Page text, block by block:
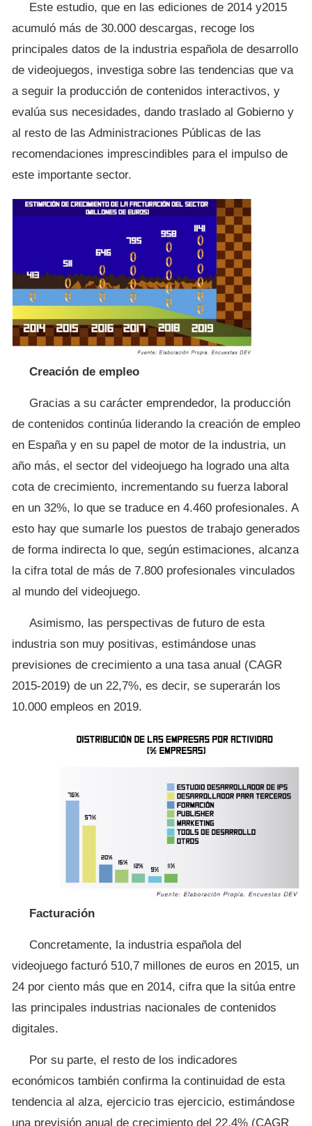
Este estudio, que en las ediciones de 2014 y2015
acumuló más de 30.000 descargas, recoge los
principales datos de la industria española de desarrollo
de videojuegos, investiga sobre las tendencias que va
a seguir la producción de contenidos interactivos, y
evalúa sus necesidades, dando traslado al Gobierno y
al resto de las Administraciones Públicas de las
recomendaciones imprescindibles para el impulso de
este importante sector.
Creación de empleo
Gracias a su carácter emprendedor, la producción
de contenidos continúa liderando la creación de empleo
en España y en su papel de motor de la industria, un
año más, el sector del videojuego ha logrado una alta
cota de crecimiento, incrementando su fuerza laboral
en un 32%, lo que se traduce en 4.460 profesionales. A
esto hay que sumarle los puestos de trabajo generados
de forma indirecta lo que, según estimaciones, alcanza
la cifra total de más de 7.800 profesionales vinculados
al mundo del videojuego.
Asimismo, las perspectivas de futuro de esta
industria son muy positivas, estimándose unas
previsiones de crecimiento a una tasa anual (CAGR
2015-2019) de un 22,7%, es decir, se superarán los
10.000 empleos en 2019.
Facturación
Concretamente, la industria española del
videojuego facturó 510,7 millones de euros en 2015, un
24 por ciento más que en 2014, cifra que la sitúa entre
las principales industrias nacionales de contenidos
digitales.
Por su parte, el resto de los indicadores
económicos también confirma la continuidad de esta
tendencia al alza, ejercicio tras ejercicio, estimándose
una previsión anual de crecimiento del 22,4% (CAGR